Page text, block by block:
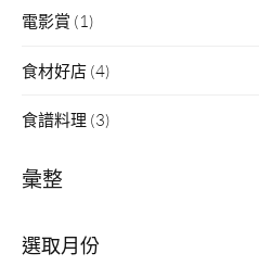
電影賞 (1)
食材好店 (4)
食譜料理 (3)
彙整
整